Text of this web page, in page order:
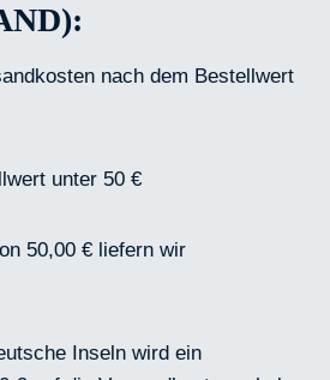
nach dem Bestellwert
unter 50 €
50,00 € liefern wir
Inseln wird ein